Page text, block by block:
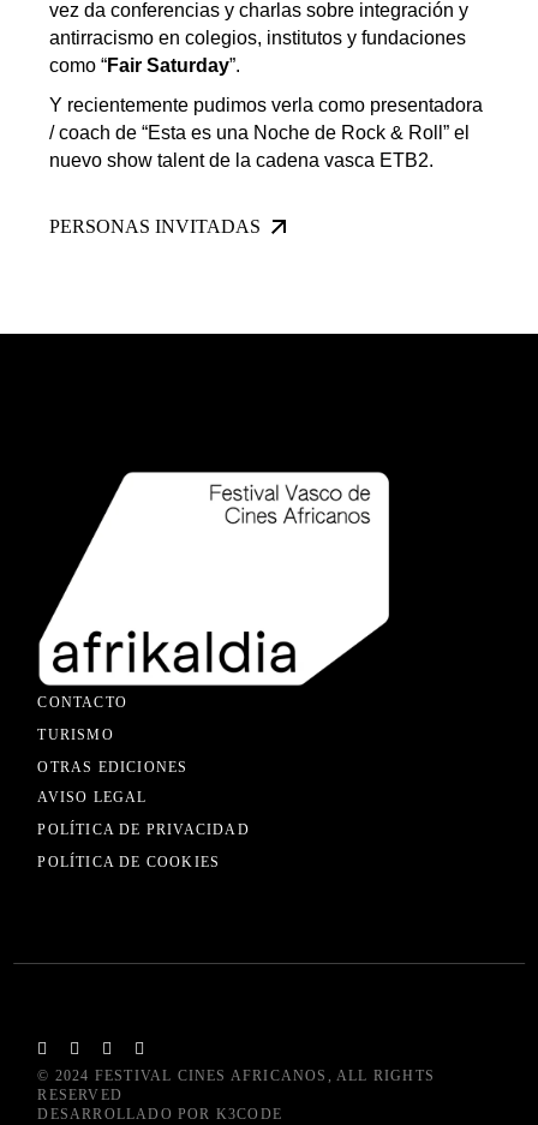
vez da conferencias y charlas sobre integración y
antirracismo en colegios, institutos y fundaciones
como “Fair Saturday”.
Y recientemente pudimos verla como presentadora
/ coach de “Esta es una Noche de Rock & Roll” el
nuevo show talent de la cadena vasca ETB2.
PERSONAS INVITADAS
CONTACTO
TURISMO
OTRAS EDICIONES
AVISO LEGAL
POLÍTICA DE PRIVACIDAD
POLÍTICA DE COOKIES
© 2024 FESTIVAL CINES AFRICANOS , ALL RIGHTS
RESERVED
DESARROLLADO POR K3CODE